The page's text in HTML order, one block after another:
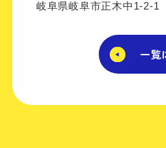
岐阜県岐阜市正木中1-2-
一覧